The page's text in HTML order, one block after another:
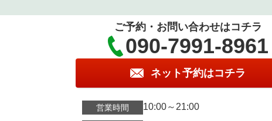
ご予約・お問い合わせはコチラ
090-7991-8961
ネット予約はコチラ
営業時間 10:00～21:00